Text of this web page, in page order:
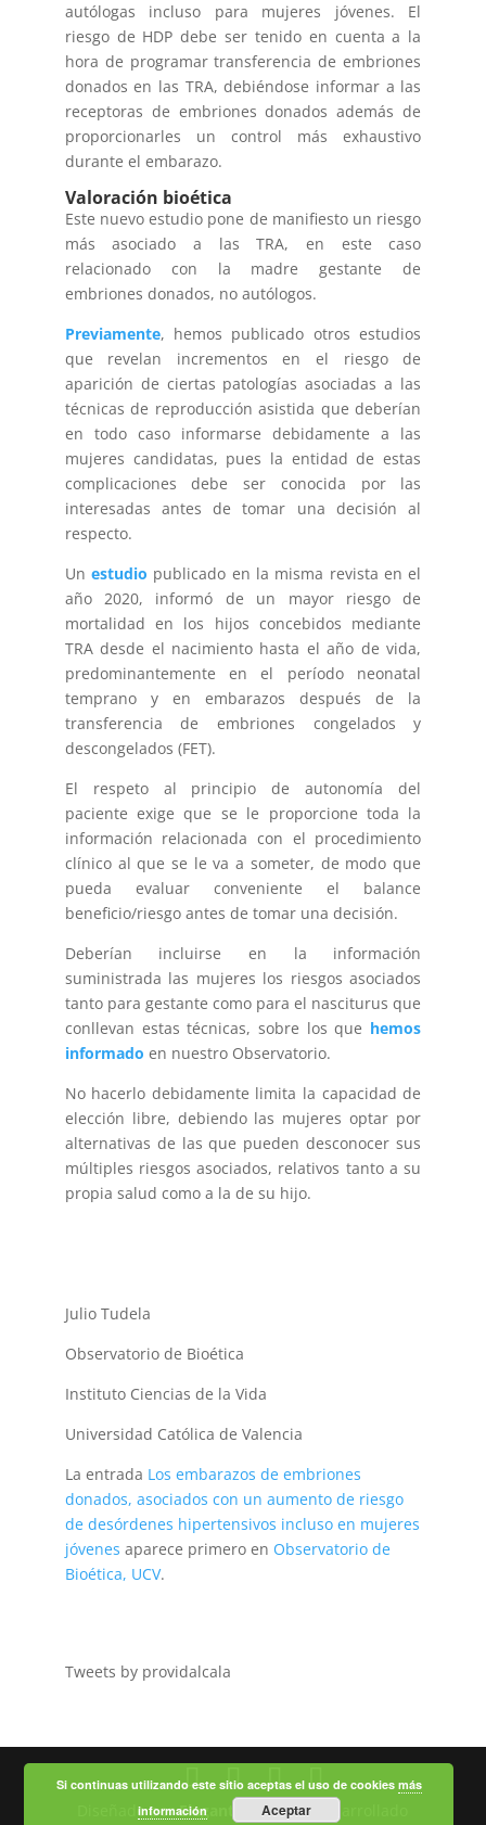
autólogas incluso para mujeres jóvenes. El
riesgo de HDP debe ser tenido en cuenta a la
hora de programar transferencia de embriones
donados en las TRA, debiéndose informar a las
receptoras de embriones donados además de
proporcionarles un control más exhaustivo
durante el embarazo.
Valoración bioética
Este nuevo estudio pone de manifiesto un riesgo
más asociado a las TRA, en este caso
relacionado con la madre gestante de
embriones donados, no autólogos.
Previamente, hemos publicado otros estudios
que revelan incrementos en el riesgo de
aparición de ciertas patologías asociadas a las
técnicas de reproducción asistida que deberían
en todo caso informarse debidamente a las
mujeres candidatas, pues la entidad de estas
complicaciones debe ser conocida por las
interesadas antes de tomar una decisión al
respecto.
Unestudio publicado en la misma revista en el
año 2020, informó de un mayor riesgo de
mortalidad en los hijos concebidos mediante
TRA desde el nacimiento hasta el año de vida,
predominantemente en el período neonatal
temprano y en embarazos después de la
transferencia de embriones congelados y
descongelados (FET).
El respeto al principio de autonomía del
paciente exige que se le proporcione toda la
información relacionada con el procedimiento
clínico al que se le va a someter, de modo que
pueda evaluar conveniente el balance
beneficio/riesgo antes de tomar una decisión.
Deberían incluirse en la información
suministrada las mujeres los riesgos asociados
tanto para gestante como para el nasciturus que
conllevan estas técnicas, sobre los que hemos
informado en nuestro Observatorio.
No hacerlo debidamente limita la capacidad de
elección libre, debiendo las mujeres optar por
alternativas de las que pueden desconocer sus
múltiples riesgos asociados, relativos tanto a su
propia salud como a la de su hijo.
Julio Tudela
Observatorio de Bioética
Instituto Ciencias de la Vida
Universidad Católica de Valencia
La entrada Los embarazos de embriones
donados, asociados con un aumento de riesgo
de desórdenes hipertensivos incluso en mujeres
jóvenes aparece primero en Observatorio de
Bioética, UCV.
Tweets by providalcala
Diseñado porElegant Themes| Desarrollado
Si continuas utilizando este sitio aceptas el uso de cookies más
información
Aceptar